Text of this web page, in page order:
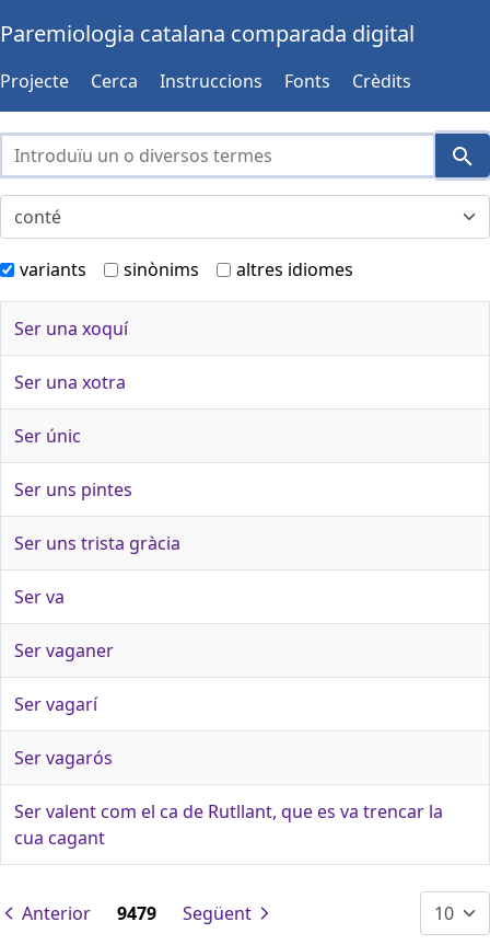
Paremiologia catalana comparada digital
Projecte Cerca Instruccions Fonts Crèdits
variants sinònims altres idiomes
Ser una xoquí
Ser una xotra
Ser únic
Ser uns pintes
Ser uns trista gràcia
Ser va
Ser vaganer
Ser vagarí
Ser vagarós
Ser valent com el ca de Rutllant, que es va trencar la
cua cagant
Anterior 9479 Següent